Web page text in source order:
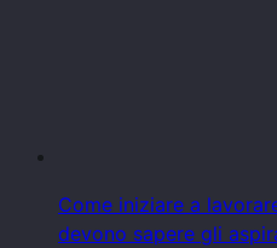
Come iniziare a
devono sapere gli